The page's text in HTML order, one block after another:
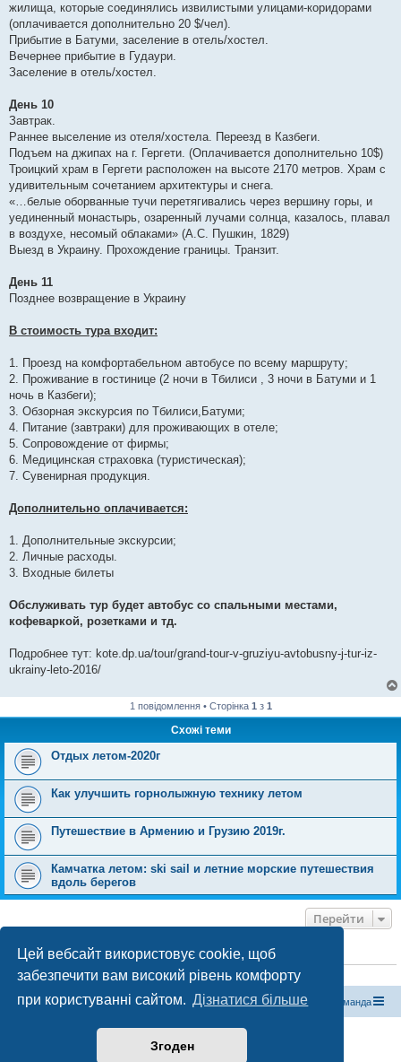
Цей вебсайт використовує cookie, щоб
забезпечити вам високий рівень комфорту
при користуванні сайтом. Дізнатися більше
Згоден
жилища, которые соединялись извилистыми улицами-коридорами
(оплачивается дополнительно 20 $/чел).
Прибытие в Батуми, заселение в отель/хостел.
Вечернее прибытие в Гудаури.
Заселение в отель/хостел.
День 10
Завтрак.
Раннее выселение из отеля/хостела. Переезд в Казбеги.
Подъем на джипах на г. Гергети. (Оплачивается дополнительно 10$)
Троицкий храм в Гергети расположен на высоте 2170 метров. Храм с
удивительным сочетанием архитектуры и снега.
«…белые оборванные тучи перетягивались через вершину горы, и
уединенный монастырь, озаренный лучами солнца, казалось, плавал
в воздухе, несомый облаками» (А.С. Пушкин, 1829)
Выезд в Украину. Прохождение границы. Транзит.
День 11
Позднее возвращение в Украину
В стоимость тура входит:
1. Проезд на комфортабельном автобусе по всему маршруту;
2. Проживание в гостинице (2 ночи в Тбилиси , 3 ночи в Батуми и 1
ночь в Казбеги);
3. Обзорная экскурсия по Тбилиси,Батуми;
4. Питание (завтраки) для проживающих в отеле;
5. Сопровождение от фирмы;
6. Медицинская страховка (туристическая);
7. Сувенирная продукция.
Дополнительно оплачивается:
1. Дополнительные экскурсии;
2. Личные расходы.
3. Входные билеты
Обслуживать тур будет автобус со спальными местами,
кофеваркой, розетками и тд.
Подробнее тут: kote.dp.ua/tour/grand-tour-v-gruziyu-avtobusny-j-tur-iz-
ukrainy-leto-2016/
1 повідомлення • Сторінка 1 з 1
Схожі теми
Отдых летом-2020г
Как улучшить горнолыжную технику летом
Путешествие в Армению и Грузию 2019г.
Камчатка летом: ski sail и летние морские путешествия
вдоль берегов
Перейти
ХТО ЗАРАЗ ОНЛАЙН
Зараз переглядають цей форум:ClaudeBot [бот ШІ]і 1 гість
Магазин спорядження Туристичний форум «Рюкзак» Команда
Працює на phpBB® Forum Software © phpBB Limited
Конфіденційність